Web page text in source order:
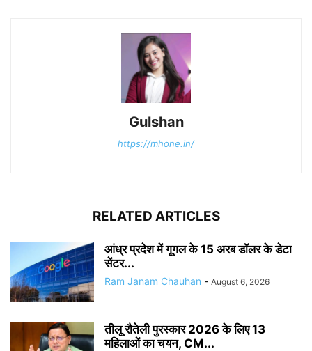
Gulshan
https://mhone.in/
RELATED ARTICLES
आंध्र प्रदेश में गूगल के 15 अरब डॉलर के डेटा
सेंटर...
Ram Janam Chauhan - August 6, 2026
तीलू रौतेली पुरस्कार 2026 के लिए 13
महिलाओं का चयन, CM...